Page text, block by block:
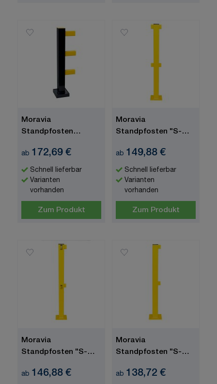
Moravia
Standpfosten
Anfang/Endpfosten
ab 172,69 €
Schnell lieferbar
Varianten
vorhanden
Zum Produkt
Moravia
Standpfosten "S-
ab 149,88 €
Schnell lieferbar
Varianten
vorhanden
Zum Produkt
Moravia
Standpfosten "S-
ab 146,88 €
Moravia
Standpfosten "S-
Anfang/Endpfosten
ab 138,72 €